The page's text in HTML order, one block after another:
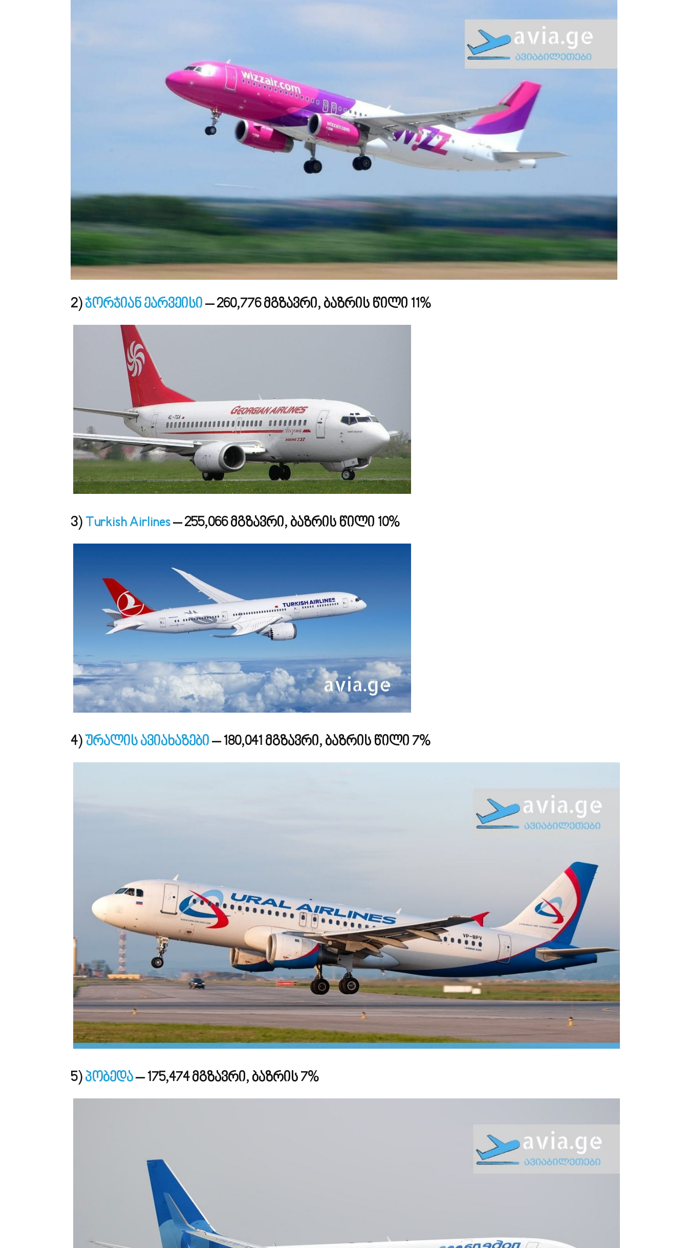
2)ჯორჯიან ეარვეისი– 260,776 მგზავრი, ბაზრის წილი 11%
3) Turkish Airlines– 255,066 მგზავრი, ბაზრის წილი 10%
4) ურალის ავიახაზები– 180,041 მგზავრი, ბაზრის წილი 7%
5)პობედა– 175,474 მგზავრი, ბაზრის 7%